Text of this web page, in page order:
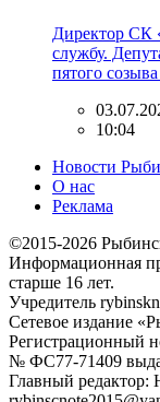
Директор СК
службу.
пятого
10:04
Новости
О нас
Реклама
©2015-2026
Информационная
старше 16 лет.
Учредитель
Сетевое издание
Регистрационный
№ ФС77-71409
Главный редактор: